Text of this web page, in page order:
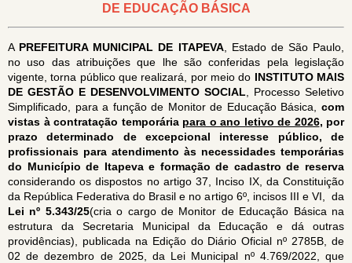
DE EDUCAÇÃO BÁSICA
A PREFEITURA MUNICIPAL DE ITAPEVA, Estado de São Paulo,
no uso das atribuições que lhe são conferidas pela legislação
vigente, torna público que realizará, por meio do INSTITUTO MAIS
DE GESTÃO E DESENVOLVIMENTO SOCIAL , Processo Seletivo
Simplificado, para a função de Monitor de Educação Básica, com
vistas à contratação temporária para o ano letivo de 2026, por
prazo determinado de excepcional interesse público, de
profissionais para atendimento às necessidades temporárias
do Município de Itapeva e formação de cadastro de reserva
considerando os dispostos no artigo 37, Inciso IX, da Constituição
da República Federativa do Brasil e no artigo 6º, incisos III e VI, da
Lei nº 5.343/25(cria o cargo de Monitor de Educação Básica na
estrutura da Secretaria Municipal da Educação e dá outras
providências), publicada na Edição do Diário Oficial nº 2785B, de
02 de dezembro de 2025, da Lei Municipal nº 4.769/2022, que